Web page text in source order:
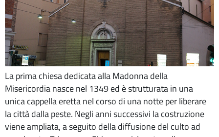
La prima chiesa dedicata alla Madonna della
Misericordia nasce nel 1349 ed è strutturata in una
unica cappella eretta nel corso di una notte per liberare
la città dalla peste. Negli anni successivi la costruzione
viene ampliata, a seguito della diffusione del culto ad